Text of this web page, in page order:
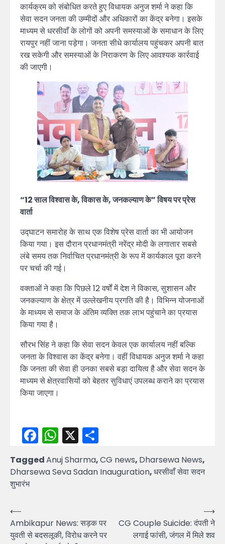
कार्यक्रम को संबोधित करते हुए विधायक अनुज शर्मा ने कहा कि
सेवा सदन जनता की उम्मीदों और अधिकारों का केंद्र बनेगा। इसके
माध्यम से धरसीवाँ के लोगों को अपनी समस्याओं के समाधान के लिए
रायपुर नहीं जाना पड़ेगा। जनता सीधे कार्यालय पहुंचकर अपनी बात
रख सकेगी और समस्याओं के निराकरण के लिए आवश्यक कार्रवाई
की जाएगी।
“12 साल विश्वास के, विकास के, जनकल्याण के” विषय पर प्रेस
वार्ता
उद्घाटन समारोह के साथ एक विशेष प्रेस वार्ता का भी आयोजन
किया गया। इस दौरान प्रधानमंत्री नरेंद्र मोदी के लगातार सबसे
लंबे समय तक निर्वाचित प्रधानमंत्री के रूप में कार्यकाल पूरा करने
पर चर्चा की गई।
वक्ताओं ने कहा कि पिछले 12 वर्षों में देश ने विकास, सुशासन और
जनकल्याण के क्षेत्र में उल्लेखनीय प्रगति की है। विभिन्न योजनाओं
के माध्यम से समाज के अंतिम व्यक्ति तक लाभ पहुंचाने का प्रयास
किया गया है।
सौरभ सिंह ने कहा कि सेवा सदन केवल एक कार्यालय नहीं बल्कि
जनता के विश्वास का केंद्र बनेगा। वहीं विधायक अनुज शर्मा ने कहा
कि जनता की सेवा ही उनका सबसे बड़ा दायित्व है और सेवा सदन के
माध्यम से क्षेत्रवासियों को बेहतर सुविधाएं उपलब्ध कराने का प्रयास
किया जाएगा।
Facebook
WhatsApp
X
TaggedAnuj Sharma,CG news, Dharsewa News,
Dharsewa Seva Sadan Inauguration,धरसीवाँ सेवा सदन
शुभारंभ
Post
navigation
⟵
Ambikapur News: सड़क पर
युवती से बदसलूकी, विरोध करने पर
CG Couple Suicide: दंपती ने
लगाई फांसी, जंगल में मिले शव
⟶